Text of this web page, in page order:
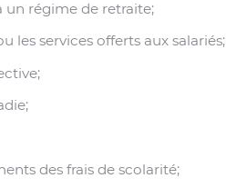
un régime de retraite;
les services offerts aux salariés;
des frais de scolarité;